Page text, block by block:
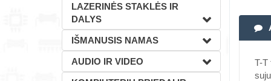
LAZERINĖS STAKLĖS IR
DALYS
IŠMANUSIS NAMAS
AUDIO IR VIDEO
T-T